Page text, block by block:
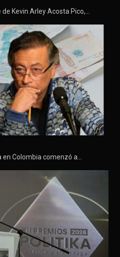
Kevin Arley Acosta Pico,…
Colombia comenzó a…